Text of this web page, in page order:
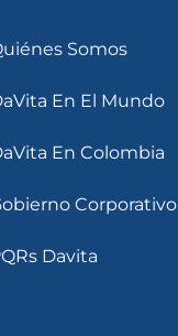
Somos
En El Mundo
En Colombia
Corporativo
Davita